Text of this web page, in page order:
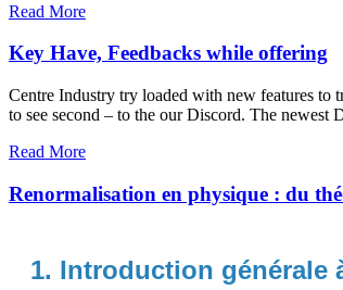
Read More
Key Have, Feedbacks while offering
Centre Industry try loaded with new features to
to see second – to the our Discord. The newest
Read More
Renormalisation en physique : du
1. Introduction générale